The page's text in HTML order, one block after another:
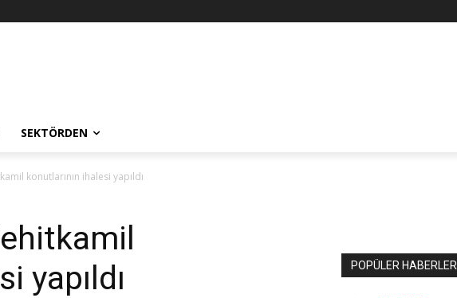
SEKTÖRDEN
konutlarının ihalesi yapıldı
yapıldı
POPÜLER HABERLER